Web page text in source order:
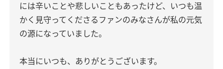
には辛いことや悲しいこともあったけど、いつも温
かく見守ってくださるファンのみなさんが私の元気
の源になっていました。
本当にいつも、ありがとうございます。